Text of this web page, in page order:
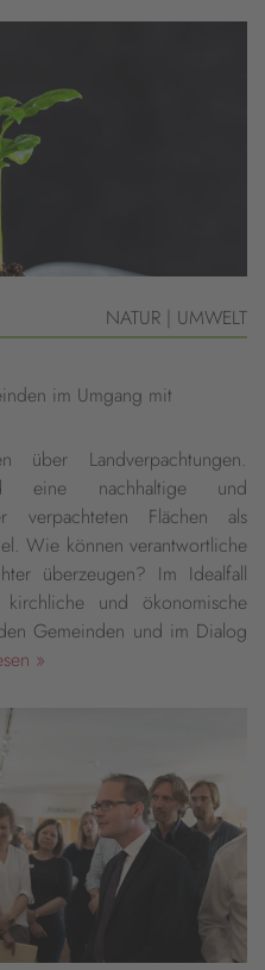
NATUR | UMWELT
im Umgang mit
über Landverpachtungen.
eine nachhaltige und
verpachteten Flächen als
Wie können verantwortliche
überzeugen? Im Idealfall
und ökonomische
Gemeinden und im Dialog
»